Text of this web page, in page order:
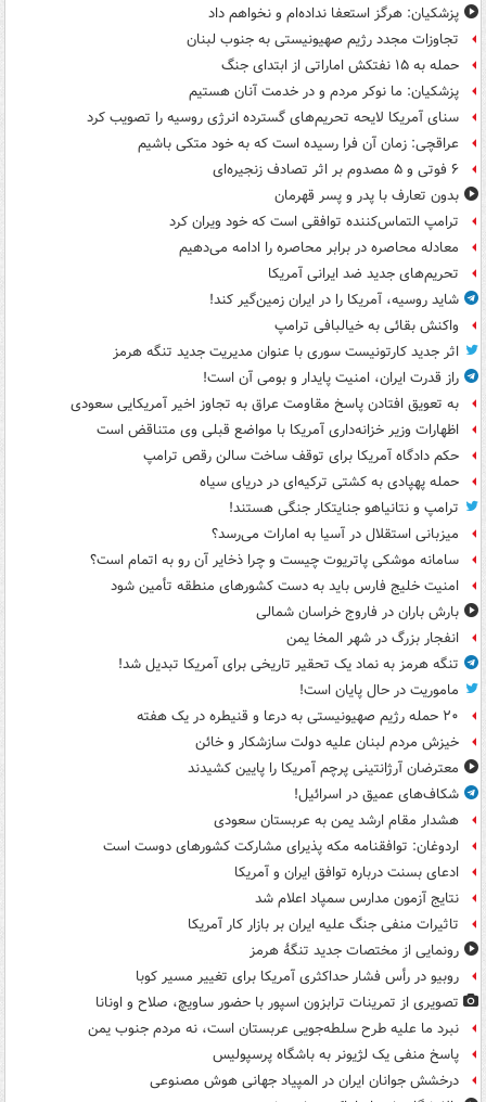
پزشکیان: هرگز استعفا نداده‌ام و نخواهم داد
تجاوزات مجدد رژیم صهیونیستی به جنوب لبنان
حمله به ۱۵ نفتکش‌ اماراتی از ابتدای جنگ
پزشکیان: ما نوکر مردم و در خدمت آنان هستیم
سنای آمریکا لایحه تحریم‌های گسترده انرژی روسیه را تصویب کرد
عراقچی: زمان آن فرا رسیده است که به خود متکی باشیم
۶ فوتی و ۵ مصدوم بر اثر تصادف زنجیره‌ای
بدون تعارف با پدر و پسر قهرمان
ترامپ التماس‌کننده توافقی است که خود ویران کرد
معادله محاصره در برابر محاصره را ادامه می‌دهیم
تحریم‌های جدید ضد ایرانی آمریکا
شاید روسیه، آمریکا را در ایران زمین‌گیر کند!
واکنش بقائی به خیالبافی ترامپ
اثر جدید کارتونیست سوری با عنوان مدیریت جدید تنگه هرمز
راز قدرت ایران، امنیت پایدار و بومی آن است!
به تعویق افتادن پاسخ مقاومت عراق به تجاوز اخیر آمریکایی سعودی
اظهارات وزیر خزانه‌داری آمریکا با مواضع قبلی وی متناقض است
حکم دادگاه آمریکا برای توقف ساخت سالن رقص ترامپ
حمله پهپادی به کشتی ترکیه‌ای در دریای سیاه
ترامپ و نتانیاهو جنایتکار جنگی هستند!
میزبانی استقلال در آسیا به امارات می‌رسد؟
سامانه موشکی پاتریوت چیست و چرا ذخایر آن رو به اتمام است؟
امنیت خلیج فارس باید به دست کشورهای منطقه تأمین شود
بارش باران در فاروج خراسان شمالی
انفجار بزرگ در شهر المخا یمن
تنگه هرمز به نماد یک تحقیر تاریخی برای آمریکا تبدیل شد!
ماموریت در حال پایان است!
۲۰ حمله رژیم صهیونیستی به درعا و قنیطره در یک هفته
خیزش مردم لبنان علیه دولت سازشکار و خائن
معترضان آرژانتینی پرچم آمریکا را پایین کشیدند
شکاف‌های عمیق در اسرائیل!
هشدار مقام ارشد یمن به عربستان سعودی
اردوغان: توافقنامه مکه پذیرای مشارکت کشورهای دوست است
ادعای بسنت درباره توافق ایران و آمریکا
نتایج آزمون مدارس سمپاد اعلام شد
تاثیرات منفی جنگ علیه ایران بر بازار کار آمریکا
رونمایی از مختصات جدید تنگۀ هرمز
روبیو در رأس فشار حداکثری آمریکا برای تغییر مسیر کوبا
تصویری از تمرینات ترابزون اسپور با حضور ساویچ، صلاح و اونانا
نبرد ما علیه طرح سلطه‌جویی عربستان است، نه مردم جنوب یمن
پاسخ منفی یک لژیونر به باشگاه پرسپولیس
درخشش جوانان ایران در المپیاد جهانی هوش مصنوعی